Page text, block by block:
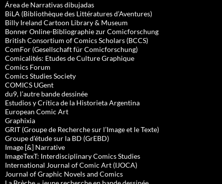
Área de Narrativas dibujadas
BiLA (Bibliothèque des Littératures d’Aventures)
Billy Ireland Cartoon Library & Museum
Bonner Online-Bibliographie zur Comicforschung
British Consortium of Comics Scholars (BCCS)
ComFor (Gesellschaft für Comicforschung)
Comicalités: Etudes de Culture Graphique
Comics Forum
Comics Studies Society
COMICS UGent
du9, l’autre bande dessinée
Estudios y Crítica de la Historieta Argentina
European Comic Art
Graphixia
GRIT (Groupe de Recherche sur l’Image et le Texte)
Groupe d’étude sur la BD (GrEBD)
Image [&] Narrative
ImageTexT: Interdisciplinary Comics Studies
International Journal of Comic Art (IJOCA)
Journal of Graphic Novels and Comics